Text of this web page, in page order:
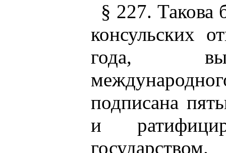
§ 227. Такова
консульских
года,
подписана
и